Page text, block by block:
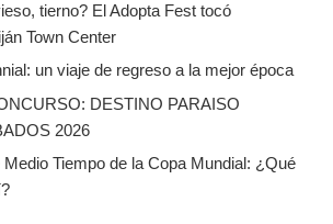
tierno? El Adopta Fest tocó
Town Center
un viaje de regreso a la mejor época
DESTINO PARAISO
2026
Tiempo de la Copa Mundial: ¿Qué